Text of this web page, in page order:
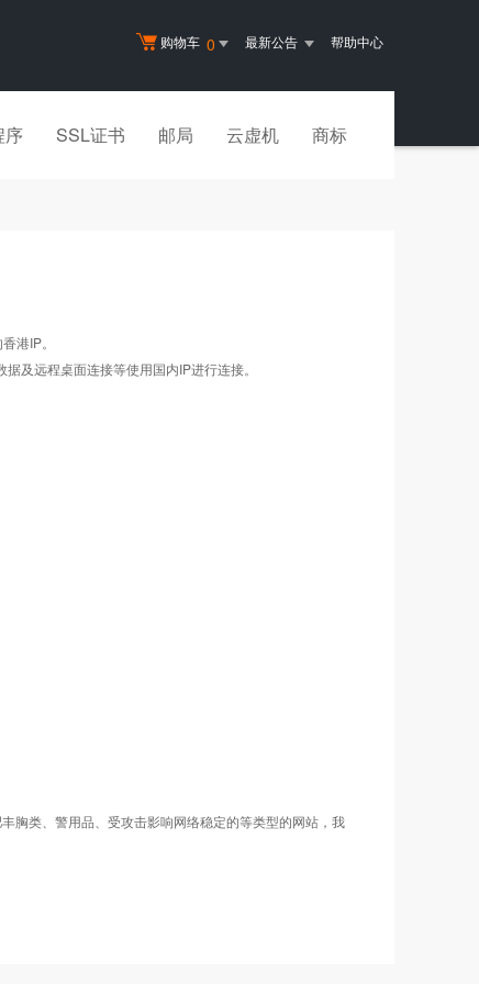
购物车 0 最新公告 帮助中心
序 SSL证书 邮局 云虚机 商标
港IP。
及远程桌面连接等使用国内IP进行连接。
胸类、警用品、受攻击影响网络稳定的等类型的网站，我